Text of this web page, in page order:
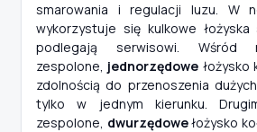
smarowania i regulacji luzu. W
wykorzystuje się kulkowe
podlegają serwisowi. Wśród
zespolone, jednorzędowe łożysko
zdolnością do przenoszenia
tylko w jednym kierunku.
zespolone, dwurzędowełożysko